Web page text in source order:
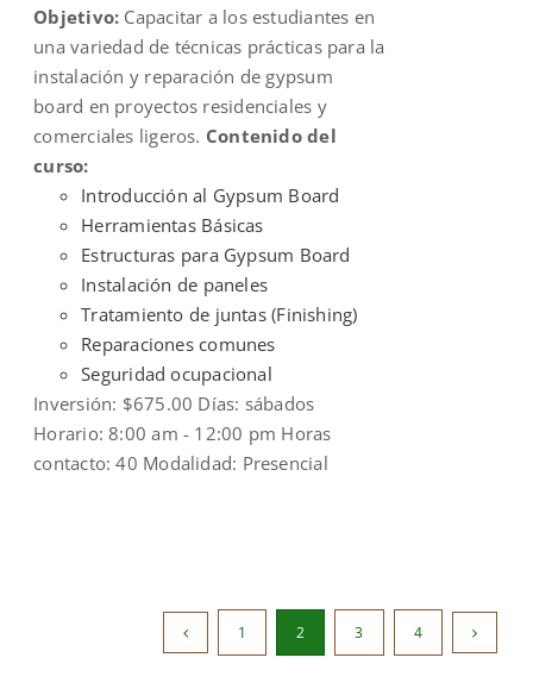
Objetivo: Capacitar a los estudiantes en
una variedad de técnicas prácticas para la
instalación y reparación de gypsum
board en proyectos residenciales y
comerciales ligeros. Contenido del
curso:
Introducción al Gypsum Board
Herramientas Básicas
Estructuras para Gypsum Board
Instalación de paneles
Tratamiento de juntas (Finishing)
Reparaciones comunes
Seguridad ocupacional
Inversión: $675.00 Días: sábados
Horario: 8:00 am - 12:00 pm Horas
contacto: 40 Modalidad: Presencial
1 2 3 4